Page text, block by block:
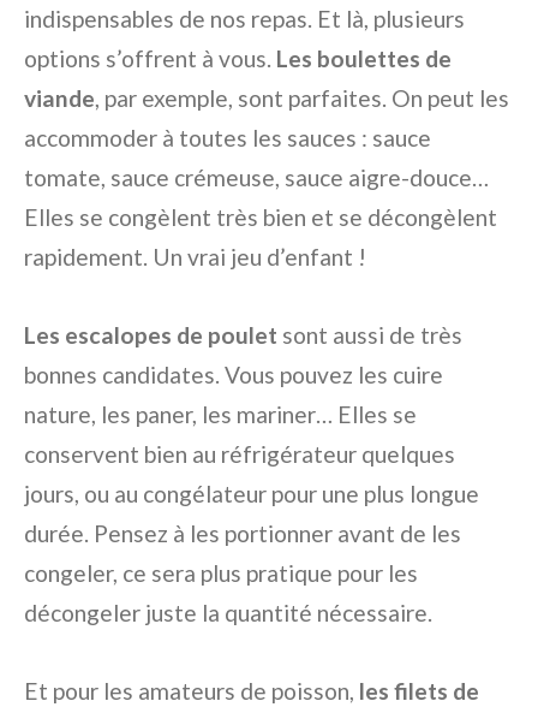
indispensables de nos repas. Et là, plusieurs
options s’offrent à vous. Les boulettes de
viande, par exemple, sont parfaites. On peut les
accommoder à toutes les sauces : sauce
tomate, sauce crémeuse, sauce aigre-douce…
Elles se congèlent très bien et se décongèlent
rapidement. Un vrai jeu d’enfant !
Les escalopes de poulet sont aussi de très
bonnes candidates. Vous pouvez les cuire
nature, les paner, les mariner… Elles se
conservent bien au réfrigérateur quelques
jours, ou au congélateur pour une plus longue
durée. Pensez à les portionner avant de les
congeler, ce sera plus pratique pour les
décongeler juste la quantité nécessaire.
Et pour les amateurs de poisson, les filets de